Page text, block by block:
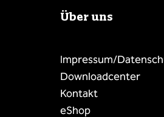
Über uns
Impressum/
Downloadcenter
Kontakt
eShop